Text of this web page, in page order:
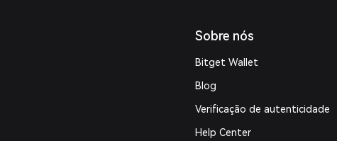
Sobre nós
Bitget Wallet
Blog
Verificação de autenticidade
Help Center